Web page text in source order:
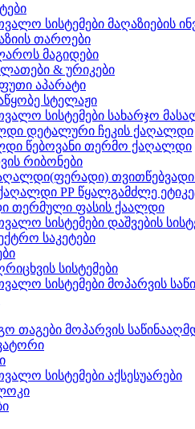
მაღაზიების
თაროები
მაგიდები
& ურიკები
აპარატი
სტელაჟი
სახარჯო
დეტალური ჩეკის ქაღალდი
წებოვანი თერმო ქაღალდი
რიბონები
წყალგამძლე
თერმული ფასის ქაალდი
დაშვების
საკეტები
სისტემები
მოპარვის
მოპარვის
აქსესუარები